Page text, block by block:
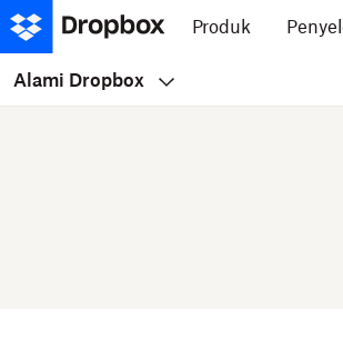
Produk
Alami Dropbox